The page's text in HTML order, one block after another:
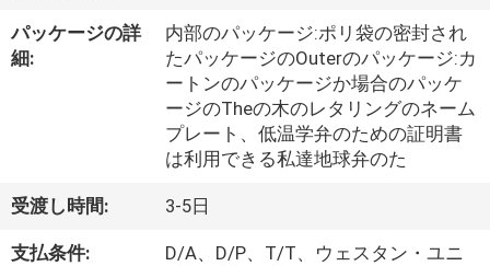
達
パッケージの詳
細:
内部のパッケージ:ポリ袋の密封され
たパッケージのOuterのパッケージ:カ
ートンのパッケージか場合のパッケ
ージのTheの木のレタリングのネーム
プレート、低温学弁のための証明書
は利用できる私達地球弁のた
受渡し時間: 3-5日
支払条件:
D/A、D/P、T/T、ウェスタン・ユニ